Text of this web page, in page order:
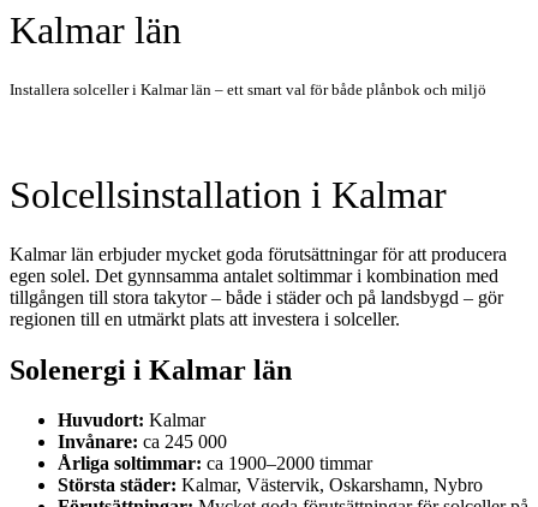
Kalmar län
Installera solceller i Kalmar län – ett smart val för både plånbok och miljö
Solcellsinstallation i Kalmar
Kalmar län erbjuder mycket goda förutsättningar för att producera
egen solel. Det gynnsamma antalet soltimmar i kombination med
tillgången till stora takytor – både i städer och på landsbygd – gör
regionen till en utmärkt plats att investera i solceller.
Solenergi i Kalmar län
Huvudort: Kalmar
Invånare: ca 245 000
Årliga soltimmar: ca 1900–2000 timmar
Största städer: Kalmar, Västervik, Oskarshamn, Nybro